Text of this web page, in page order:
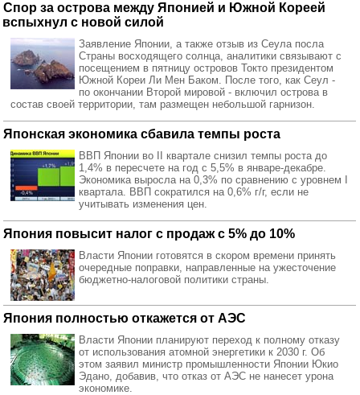
Спор за острова между Японией и Южной Кореей
вспыхнул с новой силой
Заявление Японии, а также отзыв из Сеула посла
Страны восходящего солнца, аналитики связывают с
посещением в пятницу островов Токто президентом
Южной Кореи Ли Мен Баком. После того, как Сеул -
по окончании Второй мировой - включил острова в
состав своей территории, там размещен небольшой гарнизон.
Японская экономика сбавила темпы роста
ВВП Японии во II квартале снизил темпы роста до
1,4% в пересчете на год с 5,5% в январе-декабре.
Экономика выросла на 0,3% по сравнению с уровнем I
квартала. ВВП сократился на 0,6% г/г, если не
учитывать изменения цен.
Япония повысит налог с продаж с 5% до 10%
Власти Японии готовятся в скором времени принять
очередные поправки, направленные на ужесточение
бюджетно-налоговой политики страны.
Япония полностью откажется от АЭС
Власти Японии планируют переход к полному отказу
от использования атомной энергетики к 2030 г. Об
этом заявил министр промышленности Японии Юкио
Эдано, добавив, что отказ от АЭС не нанесет урона
экономике.